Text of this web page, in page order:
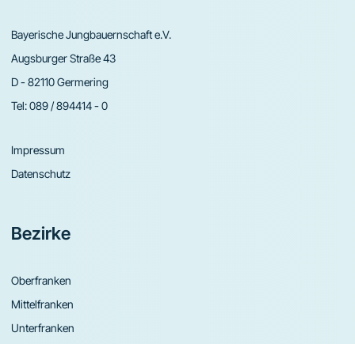
Bayerische Jungbauernschaft e.V.
Augsburger Straße 43
D - 82110 Germering
Tel:089 / 894414 - 0
Impressum
Datenschutz
Bezirke
Oberfranken
Mittelfranken
Unterfranken